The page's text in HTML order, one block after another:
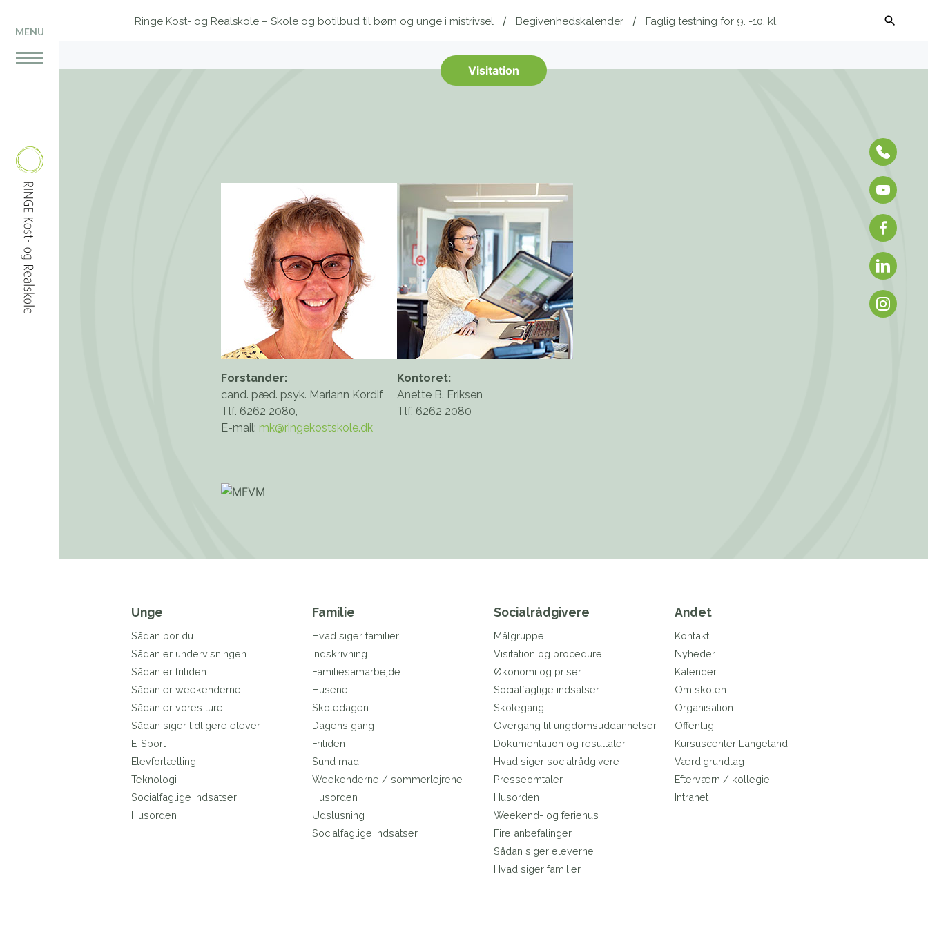
MENU
Ringe Kost- og Realskole – Skole og botilbud til børn og unge i mistrivsel Begivenhedskalender Faglig testning for 9. -10. kl.
Visitation
Forstander:
cand. pæd. psyk. Mariann Kordif
Tlf. 6262 2080,
E-mail: mk@ringekostskole.dk
Kontoret:
Anette B. Eriksen
Tlf. 6262 2080
Unge
Sådan bor du
Sådan er undervisningen
Sådan er fritiden
Sådan er weekenderne
Sådan er vores ture
Sådan siger tidligere elever
E-Sport
Elevfortælling
Teknologi
Socialfaglige indsatser
Husorden
Familie
Hvad siger familier
Indskrivning
Familiesamarbejde
Husene
Skoledagen
Dagens gang
Fritiden
Sund mad
Weekenderne / sommerlejrene
Husorden
Udslusning
Socialfaglige indsatser
Socialrådgivere
Målgruppe
Visitation og procedure
Økonomi og priser
Socialfaglige indsatser
Skolegang
Overgang til ungdomsuddannelser
Dokumentation og resultater
Hvad siger socialrådgivere
Presseomtaler
Husorden
Weekend- og feriehus
Fire anbefalinger
Sådan siger eleverne
Hvad siger familier
Andet
Kontakt
Nyheder
Kalender
Om skolen
Organisation
Offentlig
Kursuscenter Langeland
Værdigrundlag
Efterværn / kollegie
Intranet